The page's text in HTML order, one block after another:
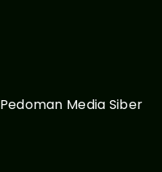
Pedoman Media Siber